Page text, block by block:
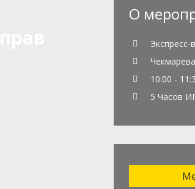
О
Экспресс-
10:00 -
5 Часов